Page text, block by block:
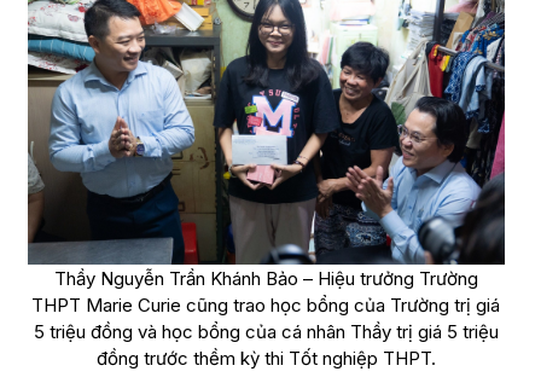
Thầy Nguyễn Trần Khánh Bảo – Hiệu trưởng Trường
THPT Marie Curie cũng trao học bổng của Trường trị giá
5 triệu đồng và học bổng của cá nhân Thầy trị giá 5 triệu
đồng trước thềm kỳ thi Tốt nghiệp THPT.